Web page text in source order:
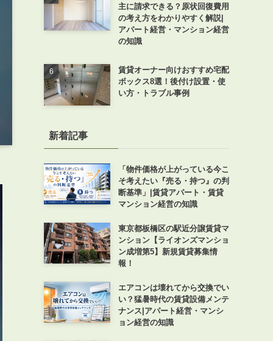
主に請求できる？原状回復費用
の考え方をわかりやすく解説|
アパート経営・マンション経営
の知識
賃貸オーナー向けおすすめ宅配
ボックス8選！後付け設置・使
い方・トラブル事例
新着記事
「物件価格が上がっている今こ
そ考えたい『売る・持つ』の判
断基準」|賃貸アパート・賃貸
マンション経営の知識
東京都板橋区の駅近分譲賃貸マ
ンション【ライオンズマンショ
ン成増第5】新規賃貸募集情
報！
エアコンは壊れてから交換でい
い？猛暑時代の賃貸設備メンテ
ナンス|アパート経営・マンシ
ョン経営の知識